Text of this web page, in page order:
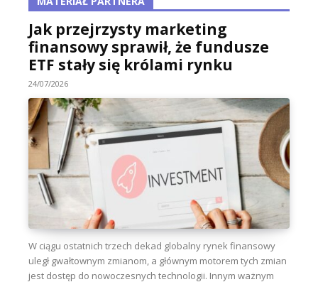
Jak przejrzysty marketing
finansowy sprawił, że fundusze
ETF stały się królami rynku
24/07/2026
W ciągu ostatnich trzech dekad globalny rynek finansowy
uległ gwałtownym zmianom, a głównym motorem tych zmian
jest dostęp do nowoczesnych technologii. Innym ważnym